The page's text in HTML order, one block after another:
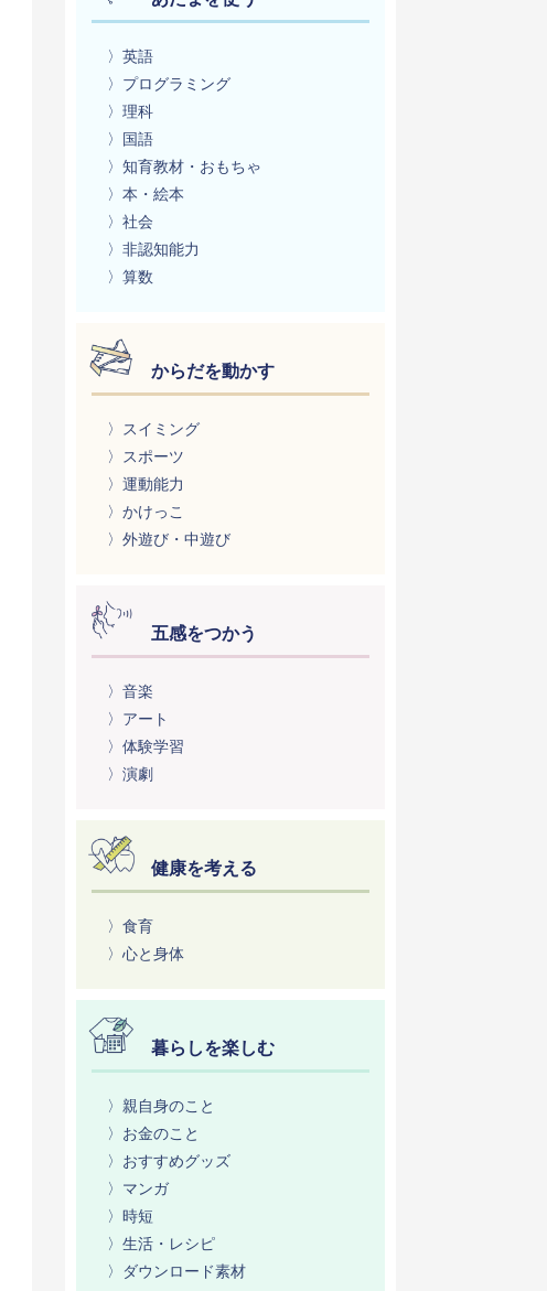
〉英語
〉プログラミング
〉理科
〉国語
〉知育教材・おもちゃ
〉本・絵本
〉社会
〉非認知能力
〉算数
からだを動かす
〉スイミング
〉スポーツ
〉運動能力
〉かけっこ
〉外遊び・中遊び
五感をつかう
〉音楽
〉アート
〉体験学習
〉演劇
健康を考える
〉食育
〉心と身体
暮らしを楽しむ
〉親自身のこと
〉お金のこと
〉おすすめグッズ
〉マンガ
〉時短
〉生活・レシピ
〉ダウンロード素材